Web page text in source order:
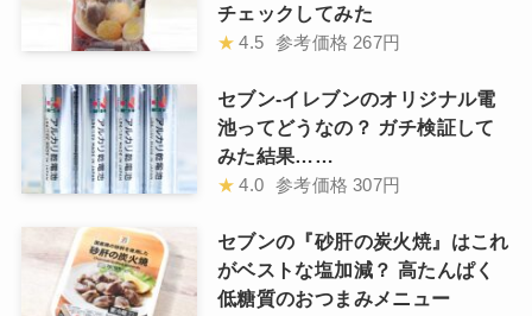
チェックしてみた
★ 4.5 参考価格 267円
セブン-イレブンのオリジナル電
池ってどうなの？ ガチ検証して
みた結果……
★ 4.0 参考価格 307円
セブンの『砂肝の炭火焼』はこれ
がベストな塩加減？ 高たんぱく
低糖質のおつまみメニュー